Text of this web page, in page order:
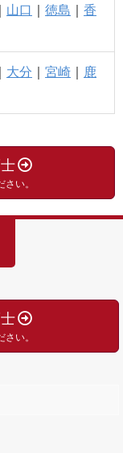
｜ 山口 ｜ 徳島 ｜ 香
｜ 大分 ｜ 宮崎 ｜ 鹿
い。
い。